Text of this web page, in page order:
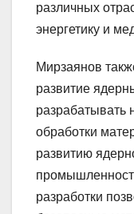
различных
энергетику и
Мирзаянов
развитие
разрабатывать
обработки
развитию
разработки